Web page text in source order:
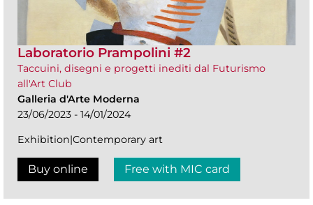
Laboratorio Prampolini #2
Taccuini, disegni e progetti inediti dal Futurismo
all'Art Club
Galleria d'Arte Moderna
23/06/2023 - 14/01/2024
Exhibition|Contemporary art
Buy online Free with MIC card